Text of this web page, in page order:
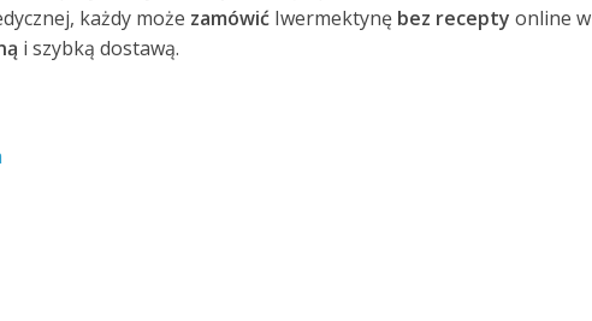
każdy może zamówić Iwermektynę bez recepty online w
i szybką dostawą.